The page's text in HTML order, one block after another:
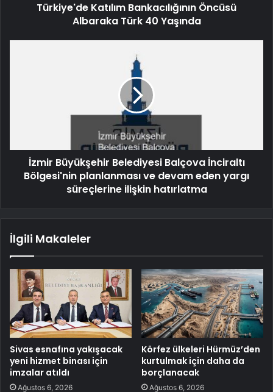
Türkiye'de Katılım Bankacılığının Öncüsü
Albaraka Türk 40 Yaşında
İzmir Büyükşehir Belediyesi Balçova İnciraltı
Bölgesi'nin planlanması ve devam eden yargı
süreçlerine ilişkin hatırlatma
İlgili Makaleler
Sivas esnafına yakışacak
yeni hizmet binası için
imzalar atıldı
Ağustos 6, 2026
Körfez ülkeleri Hürmüz’den
kurtulmak için daha da
borçlanacak
Ağustos 6, 2026